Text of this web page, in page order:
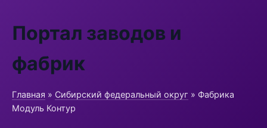
Портал заводов и
фабрик
Главная » Сибирский федеральный округ » Фабрика
Модуль Контур